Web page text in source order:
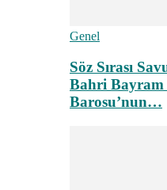
Genel
Söz Sırası
Bahri Bayram
Barosu’nun…